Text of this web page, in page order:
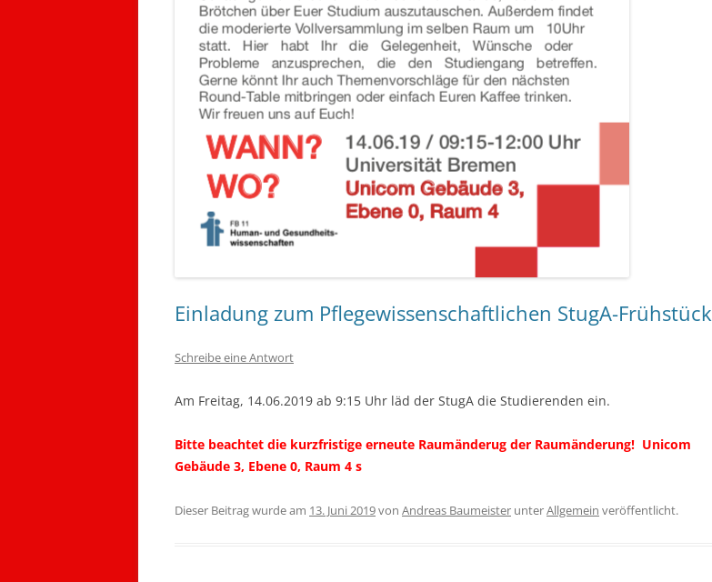
Einladung zum Pflegewissenschaftlichen StugA-Frühstück
Schreibe eine Antwort
Am Freitag, 14.06.2019 ab 9:15 Uhr läd der StugA die Studierenden ein.
Bitte beachtet die kurzfristige erneute Raumänderug der Raumänderung! Unicom
Gebäude 3, Ebene 0, Raum 4 s
Dieser Beitrag wurde am 13. Juni 2019von Andreas Baumeister unterAllgemein veröffentlicht.